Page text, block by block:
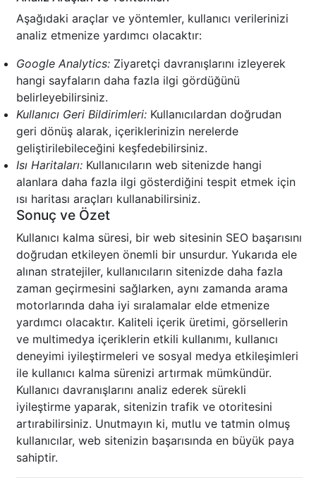
Aşağıdaki araçlar ve yöntemler, kullanıcı verilerinizi
analiz etmenize yardımcı olacaktır:
Google Analytics: Ziyaretçi davranışlarını izleyerek
hangi sayfaların daha fazla ilgi gördüğünü
belirleyebilirsiniz.
Kullanıcı Geri Bildirimleri: Kullanıcılardan doğrudan
geri dönüş alarak, içeriklerinizin nerelerde
geliştirilebileceğini keşfedebilirsiniz.
Isı Haritaları: Kullanıcıların web sitenizde hangi
alanlara daha fazla ilgi gösterdiğini tespit etmek için
ısı haritası araçları kullanabilirsiniz.
Sonuç ve Özet
Kullanıcı kalma süresi, bir web sitesinin SEO başarısını
doğrudan etkileyen önemli bir unsurdur. Yukarıda ele
alınan stratejiler, kullanıcıların sitenizde daha fazla
zaman geçirmesini sağlarken, aynı zamanda arama
motorlarında daha iyi sıralamalar elde etmenize
yardımcı olacaktır. Kaliteli içerik üretimi, görsellerin
ve multimedya içeriklerin etkili kullanımı, kullanıcı
deneyimi iyileştirmeleri ve sosyal medya etkileşimleri
ile kullanıcı kalma sürenizi artırmak mümkündür.
Kullanıcı davranışlarını analiz ederek sürekli
iyileştirme yaparak, sitenizin trafik ve otoritesini
artırabilirsiniz. Unutmayın ki, mutlu ve tatmin olmuş
kullanıcılar, web sitenizin başarısında en büyük paya
sahiptir.